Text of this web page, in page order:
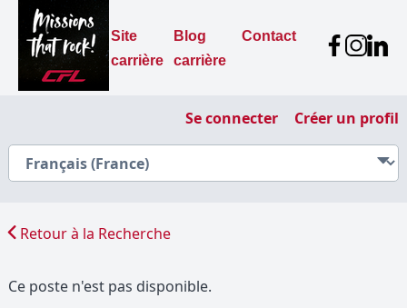
Site
carrière
Blog
carrière
Contact
Se connecter Créer un profil
Retour à la Recherche
Ce poste n'est pas disponible.